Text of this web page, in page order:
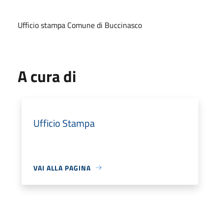
Ufficio stampa Comune di Buccinasco
A cura di
Ufficio Stampa
VAI ALLA PAGINA